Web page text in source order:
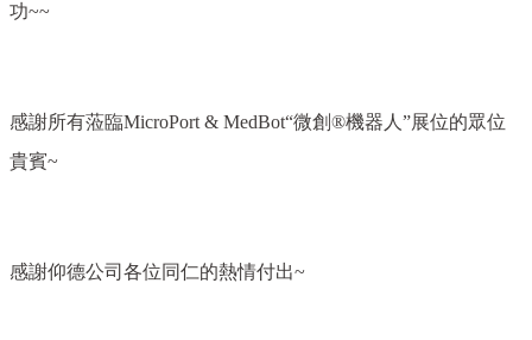
功~~
感謝所有蒞臨MicroPort & MedBot“微創®機器人”展位的眾位
貴賓~
感謝仰德公司各位同仁的熱情付出~